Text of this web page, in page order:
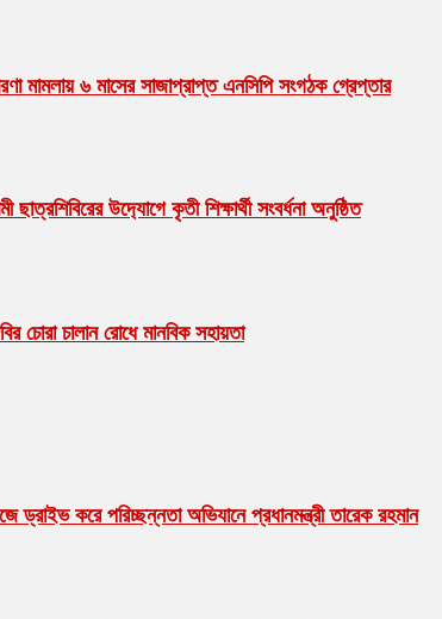
মামলায় ৬ মাসের সাজাপ্রাপ্ত এনসিপি সংগঠক গ্রেপ্তার
ছাত্রশিবিরের উদ‍্যোগে কৃতী শিক্ষার্থী সংবর্ধনা অনুষ্ঠিত
চোরা চালান রোধে মানবিক সহায়তা
ড্রাইভ করে পরিচ্ছন্নতা অভিযানে প্রধানমন্ত্রী তারেক রহমান